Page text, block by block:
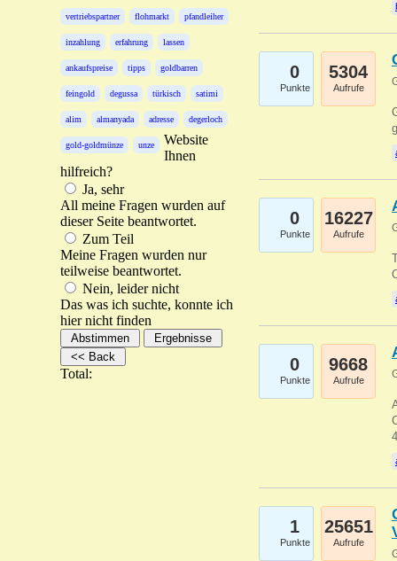
vertriebspartner flohmarkt pfandleiher
inzahlung erfahrung lassen
ankaufspreise tipps goldbarren
feingold degussa türkisch satimi
alim almanyada adresse degerloch
gold-goldmünze unze
Website
Ihnen
hilfreich?
Ja, sehr
All meine Fragen wurden auf
dieser Seite beantwortet.
Zum Teil
Meine Fragen wurden nur
teilweise beantwortet.
Nein, leider nicht
Das was ich suchte, konnte ich
hier nicht finden
Total:
0
Punkte
5304
Aufrufe
0
Punkte
16227
Aufrufe
0
Punkte
9668
Aufrufe
1
Punkte
25651
Aufrufe